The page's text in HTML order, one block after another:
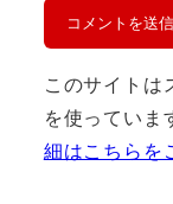
このサイトは
を使っていま
細はこちらを